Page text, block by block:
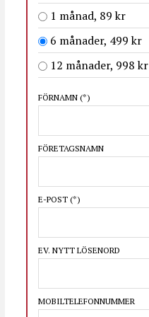
1 månad, 89 kr
6 månader, 499 kr
12 månader, 998 kr
FÖRNAMN (*)
FÖRETAGSNAMN
E-POST (*)
EV. NYTT LÖSENORD
MOBILTELEFONNUMMER